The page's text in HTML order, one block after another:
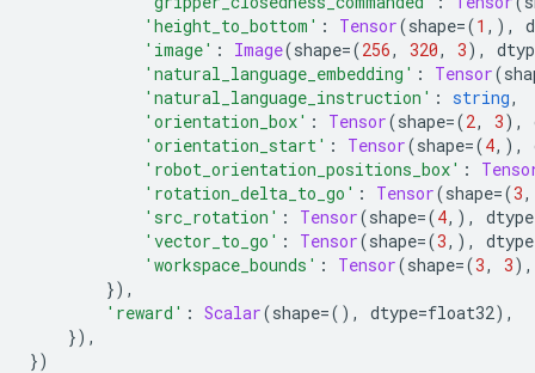
'height_to_bottom' : Tensor(shape=(1 ,),
'image' : Image(shape=(256, 320, 3),
'natural_language_embedding' : Tensor(
'natural_language_instruction' : string,
'orientation_box' : Tensor(shape=(2, 3),
'orientation_start' : Tensor(shape=(4,),
'robot_orientation_positions_box' :
'rotation_delta_to_go' : Tensor(shape=(3
'src_rotation' : Tensor(shape=(4,), dtype
'vector_to_go' : Tensor(shape=(3,), dtype
'workspace_bounds' : Tensor(shape=(3, 3),
}),
'reward' : Scalar(shape=(), dtype=float32),
}),
})